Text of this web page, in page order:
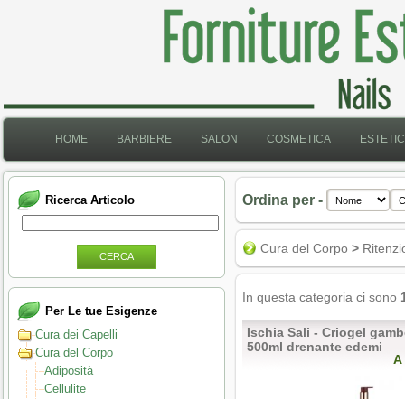
HOME BARBIERE SALON COSMETICA
Ricerca Articolo
CERCA
Per Le tue Esigenze
Cura dei Capelli
Cura del Corpo
Adiposità
Cellulite
Ordina per -
Cura del Corpo >
In questa categoria ci sono
Ischia Sali - Criogel
500ml drenante edemi
A